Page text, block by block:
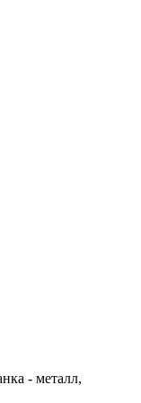
- металл,